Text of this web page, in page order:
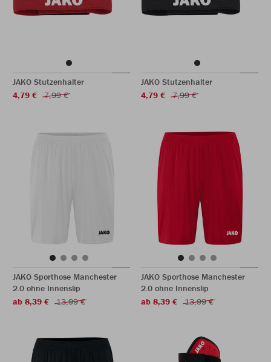
JAKO Stutzenhalter
4,79 €
7,99 €
JAKO Stutzenhalter
4,79 €
7,99 €
JAKO Sporthose Manchester
2.0 ohne Innenslip
ab 8,39 €
13,99 €
JAKO Sporthose Manchester
2.0 ohne Innenslip
ab 8,39 €
13,99 €